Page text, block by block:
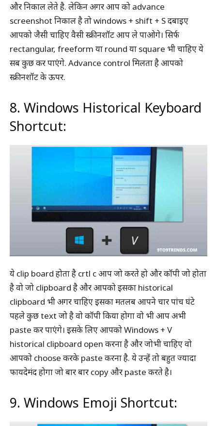
और निकाल लेते है. लेकिन अगर आप को advance
screenshot निकाल है तो windows + shift + S दबाइए
आपको जैसी चाहिए वैसी स्क्रीनशॉट आप ले पाओगे। सिर्फ
rectangular, freeform या round या square भी चाहिए ये
सब कुछ कर पाएंगे. Advance control मिलता है आपको
स्क्रीनशॉट के ऊपर.
8. Windows Historical Keyboard
Shortcut:
ये clip board होता है crtl c आप जो करते हो और कॉपी जो होता
है वो जो clipboard है और आपको इसका historical
clipboard भी अगर चाहिए इसका मतलब आपने चार पांच घंटे
पहले कुछ text जो है वो कॉपी किया होगा वो भी आप अभी
paste कर पाएंगे। इसके लिए आपको Windows + V
historical clipboard open करना है और जोभी चाहिए वो
आपको choose करके paste करना है. ये उन्हें तो बहुत ज्यादा
फायदेमंद होगा जो बार बार copy और paste करते है।
9. Windows Emoji Shortcut: